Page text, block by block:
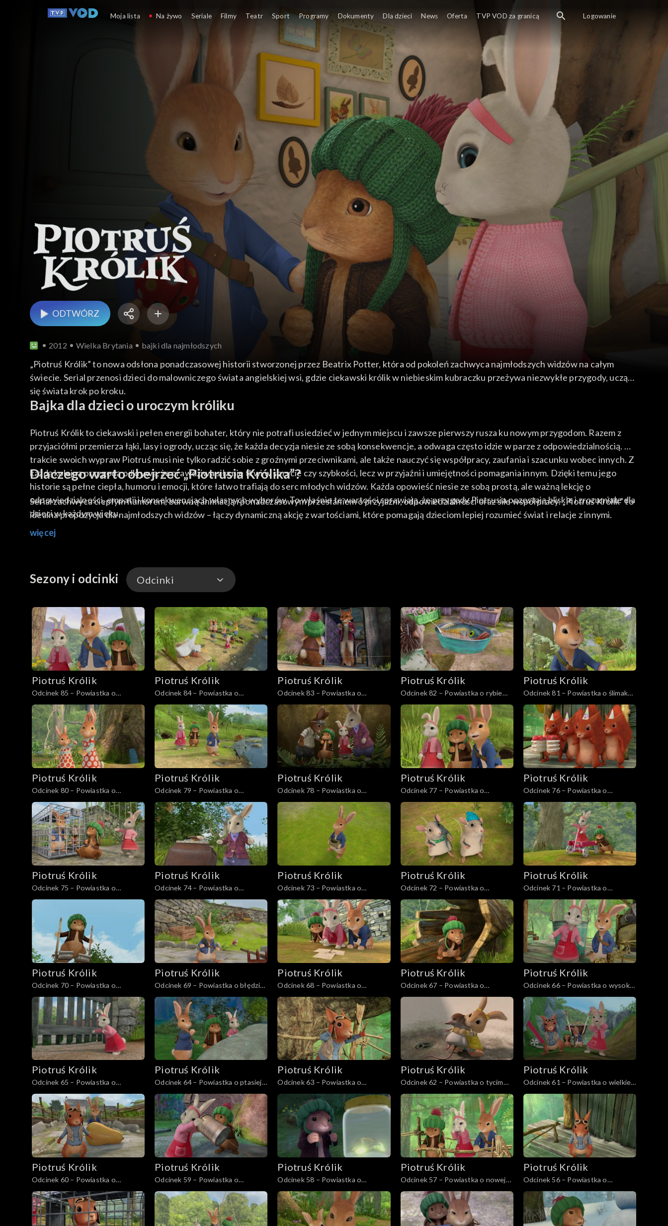
Nowa wersja ponadczasowego dziecięcego
ODTWÓRZ
2012 Wielka Brytania bajki dla najmłodszych
„Piotruś Królik” to nowa odsłona ponadczasowej historii stworzonej przez Beatrix Potter, która od pokoleń zachwyca najmłodszych widzów na całym
świecie. Serial przenosi dzieci do malowniczego świata angielskiej wsi, gdzie ciekawski królik w niebieskim kubraczku przeżywa niezwykłe przygody, ucząc
się świata krok po kroku.
Bajka dla dzieci o uroczym króliku
Piotruś Królik to ciekawski i pełen energii bohater, który nie potrafi usiedzieć w jednym miejscu i zawsze pierwszy rusza ku nowym przygodom. Razem z
przyjaciółmi przemierza łąki, lasy i ogrody, ucząc się, że każda decyzja niesie ze sobą konsekwencje, a odwaga często idzie w parze z odpowiedzialnością. W
trakcie swoich wypraw Piotruś musi nie tylko radzić sobie z groźnymi przeciwnikami, ale także nauczyć się współpracy, zaufania i szacunku wobec innych. Z
każdą kolejną przygodą odkrywa, że prawdziwa siła nie tkwi w sprycie czy szybkości, lecz w przyjaźni i umiejętności pomagania innym. Dzięki temu jego
historie są pełne ciepła, humoru i emocji, które łatwo trafiają do serc młodych widzów. Każda opowieść niesie ze sobą prostą, ale ważną lekcję o
odpowiedzialności, empatii i konsekwencjach własnych wyborów. To właśnie te wartości sprawiają, że przygody Piotrusia pozostają bliskie i zrozumiałe dla
dzieci w każdym wieku.
Dlaczego warto obejrzeć „Piotrusia Królika”?
Serial zachwyca ciepłym humorem, barwną animacją i ponadczasowym przesłaniem o przyjaźni, odpowiedzialności oraz sile współpracy. „Piotruś Królik” to
idealna propozycja dla najmłodszych widzów – łączy dynamiczną akcję z wartościami, które pomagają dzieciom lepiej rozumieć świat i relacje z innymi.
więcej
Sezony i odcinki Odcinki
Odcinki
Piotruś Królik
Odcinek 85 – Powiastka o
przyjęciu Puchowego Ogonka
Piotruś Królik
Odcinek 84 – Powiastka o
muzycznym mętliku
Piotruś Królik
Odcinek 83 – Powiastka o
ratowaniu Ryjko
Piotruś Królik
Odcinek 82 – Powiastka o rybie
bez wody
Piotruś Królik
Odcinek 81 – Powiastka o ślimaku
Fredzie
Piotruś Królik
Odcinek 80 – Powiastka o
pędzącym króliku
Piotruś Królik
Odcinek 79 – Powiastka o
skarbach mamy
Piotruś Królik
Odcinek 78 – Powiastka o
wspaniałej mamie
Piotruś Królik
Odcinek 77 – Powiastka o
niespodziewanym bohaterze
Piotruś Królik
Odcinek 76 – Powiastka o
króliczym dniu Orzeszka
Piotruś Królik
Odcinek 75 – Powiastka o
zamkniętej klatce
Piotruś Królik
Odcinek 74 – Powiastka o
przygodzie doktora Długoucha
Piotruś Królik
Odcinek 73 – Powiastka o
podkradaniu pestek
Piotruś Królik
Odcinek 72 – Powiastka o
głodnych złodziejach
Piotruś Królik
Odcinek 71 – Powiastka o
zaginionych kaczuszkach
Piotruś Królik
Odcinek 70 – Powiastka o
zgubionym pamiętniku
Piotruś Królik
Odcinek 69 – Powiastka o błędzie
Beniamina
Piotruś Królik
Odcinek 68 – Powiastka o
przyjęciu-pułapce
Piotruś Królik
Odcinek 67 – Powiastka o
Puchowym Ogonku i drzewie
Piotruś Królik
Odcinek 66 – Powiastka o wysoko
latającym borsuku
Piotruś Królik
Odcinek 65 – Powiastka o
bohaterskim jeżu
Piotruś Królik
Odcinek 64 – Powiastka o ptasiej
pułapce
Piotruś Królik
Odcinek 63 – Powiastka o
odsieczy w domku na drzewie
Piotruś Królik
Odcinek 62 – Powiastka o tycim
tyranie
Piotruś Królik
Odcinek 61 – Powiastka o wielkiej
grabieży ziemniaków
Piotruś Królik
Odcinek 60 – Powiastka o
najlepszym kręglarzu
Piotruś Królik
Odcinek 59 – Powiastka o
strachliwym lisie
Piotruś Królik
Odcinek 58 – Powiastka o
tunelowym terkotku
Piotruś Królik
Odcinek 57 – Powiastka o nowej
grzędzie Starego Bruna
Piotruś Królik
Odcinek 56 – Powiastka o
strasznej sowie
Moja lista Na żywo Seriale Filmy Teatr Sport Programy Dokumenty Dla dzieci News Oferta TVP VOD za granicą Logowanie